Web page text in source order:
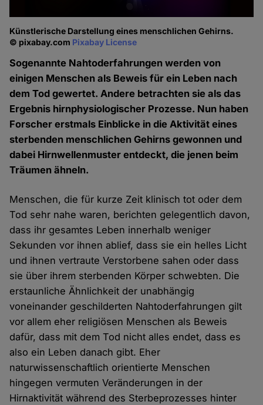
Künstlerische Darstellung eines menschlichen Gehirns.
© pixabay.com Pixabay License
Sogenannte Nahtoderfahrungen werden von
einigen Menschen als Beweis für ein Leben nach
dem Tod gewertet. Andere betrachten sie als das
Ergebnis hirnphysiologischer Prozesse. Nun haben
Forscher erstmals Einblicke in die Aktivität eines
sterbenden menschlichen Gehirns gewonnen und
dabei Hirnwellenmuster entdeckt, die jenen beim
Träumen ähneln.
Menschen, die für kurze Zeit klinisch tot oder dem
Tod sehr nahe waren, berichten gelegentlich davon,
dass ihr gesamtes Leben innerhalb weniger
Sekunden vor ihnen ablief, dass sie ein helles Licht
und ihnen vertraute Verstorbene sahen oder dass
sie über ihrem sterbenden Körper schwebten. Die
erstaunliche Ähnlichkeit der unabhängig
voneinander geschilderten Nahtoderfahrungen gilt
vor allem eher religiösen Menschen als Beweis
dafür, dass mit dem Tod nicht alles endet, dass es
also ein Leben danach gibt. Eher
naturwissenschaftlich orientierte Menschen
hingegen vermuten Veränderungen in der
Hirnaktivität während des Sterbeprozesses hinter